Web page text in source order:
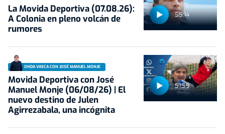
55:14
La Movida Deportiva (07.08.26):
A Colonia en pleno volcán de
rumores
51:59
ONDA VASCA CON JOSÉ MANUEL MONJE
Movida Deportiva con José
Manuel Monje (06/08/26) | El
nuevo destino de Julen
Agirrezabala, una incógnita